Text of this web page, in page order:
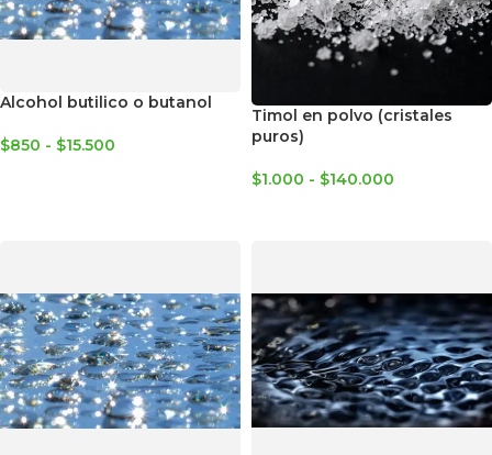
Alcohol butilico o butanol
$850 - $15.500
Timol en polvo (cristales
puros)
$1.000 - $140.000